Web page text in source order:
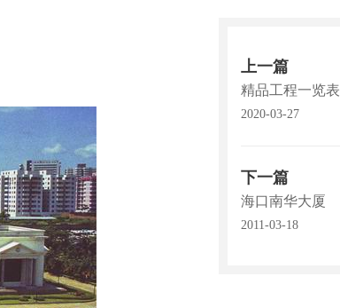
上一篇
精品工程一览表
2020-03-27
下一篇
海口南华大厦
2011-03-18